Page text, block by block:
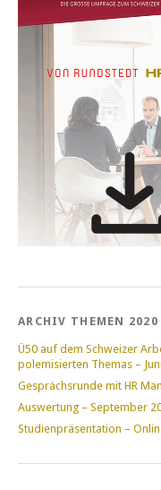
ARCHIV THEMEN 2020
Ü50 auf dem Schweizer
polemisierten Themas –
Gesprächsrunde mit HR
Auswertung – September
Studienpräsentation –